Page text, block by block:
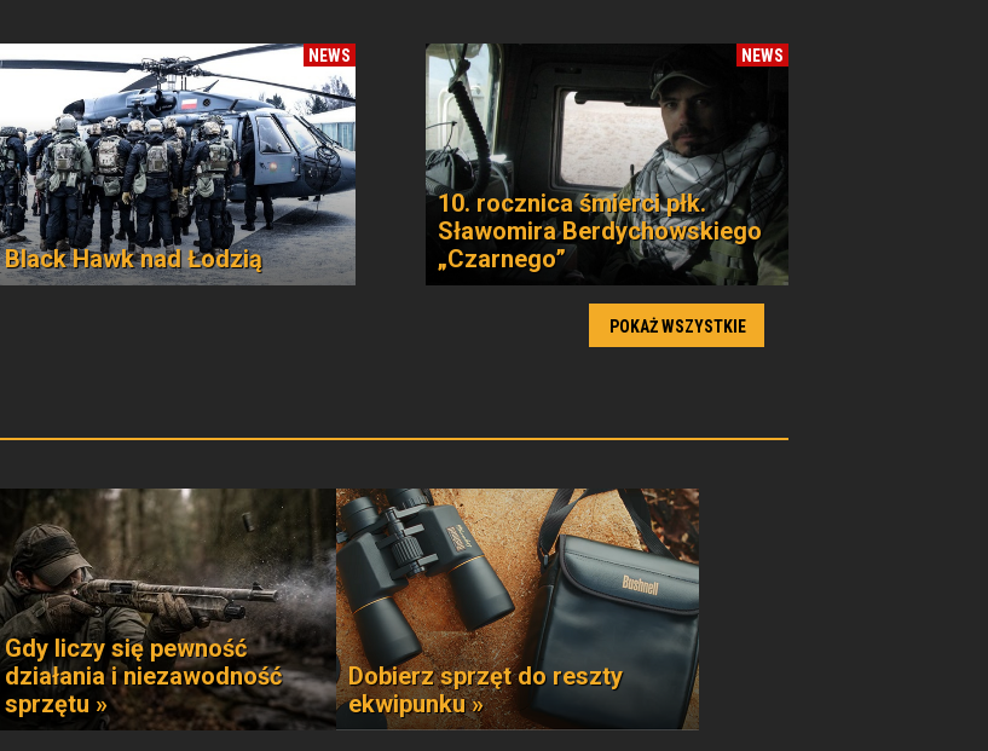
NEWS
Black Hawk nad Łodzią
NEWS
10. rocznica śmierci płk.
Sławomira Berdychowskiego
„Czarnego”
POKAŻ WSZYSTKIE
Gdy liczy się pewność
działania i niezawodność
sprzętu »
Dobierz sprzęt do reszty
ekwipunku »